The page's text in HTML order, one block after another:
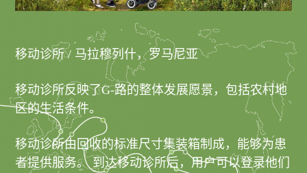
移动诊所 / 马拉穆列什，罗马尼亚
移动诊所反映了G-路的整体发展愿景，包括农村地
区的生活条件。
移动诊所由回收的标准尺寸集装箱制成，能够为患
者提供服务。 到达移动诊所后，用户可以登录他们